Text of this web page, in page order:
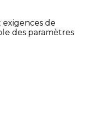
de
des paramètres